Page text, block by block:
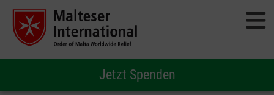
Jetzt Spenden